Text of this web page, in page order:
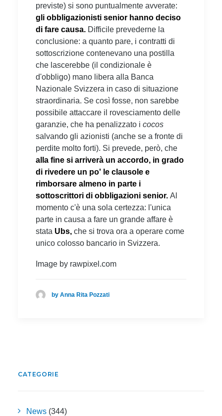
previste) si sono puntualmente avverate:
gli obbligazionisti senior hanno deciso
di fare causa. Difficile prevederne la
conclusione: a quanto pare, i contratti di
sottoscrizione contenevano una postilla
che lascerebbe (il condizionale è
d'obbligo) mano libera alla Banca
Nazionale Svizzera in caso di situazione
straordinaria. Se così fosse, non sarebbe
possibile attaccare il rovesciamento delle
garanzie, che ha penalizzato i cocos
salvando gli azionisti (anche se a fronte di
perdite molto forti). Si prevede, però, che
alla fine si arriverà un accordo, in grado
di rivedere un po' le clausole e
rimborsare almeno in parte i
sottoscrittori di obbligazioni senior. Al
momento c'è una sola certezza: l'unica
parte in causa a fare un grande affare è
stata Ubs, che si trova ora a operare come
unico colosso bancario in Svizzera.
Image by rawpixel.com
by Anna Rita Pozzati
CATEGORIE
News (344)